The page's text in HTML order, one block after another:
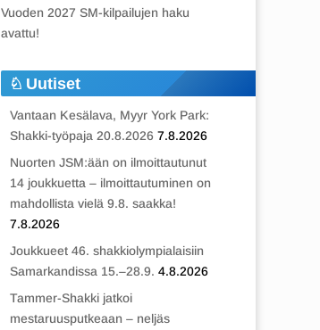
Vuoden 2027 SM-kilpailujen haku
avattu!
Uutiset
Vantaan Kesälava, Myyr York Park:
Shakki-työpaja 20.8.2026 7.8.2026
Nuorten JSM:ään on ilmoittautunut
14 joukkuetta – ilmoittautuminen on
mahdollista vielä 9.8. saakka!
7.8.2026
Joukkueet 46. shakkiolympialaisiin
Samarkandissa 15.–28.9. 4.8.2026
Tammer-Shakki jatkoi
mestaruusputkeaan – neljäs